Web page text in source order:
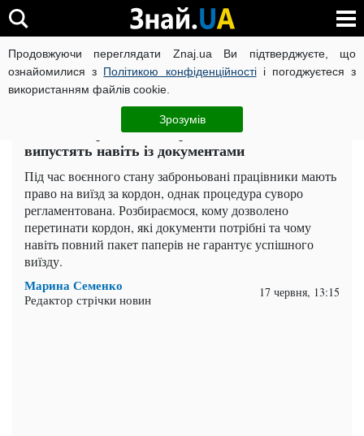
Продовжуючи переглядати Znaj.ua Ви підтверджуєте, що
ознайомилися з Політикою конфіденційностіі погоджуєтеся з
використанням файлів cookie.
Зрозумів
ВІЙНА РОСІЇ ПРОТИ УКРАЇНИ КОРОНАВІРУС В УКРАЇНІ
ЧИТАТЬ НА РУССКОМ
Виїзд за кордон для заброньованих: кого не
випустять навіть із документами
Під час воєнного стану заброньовані працівники мають
право на виїзд за кордон, однак процедура суворо
регламентована. Розбираємося, кому дозволено
перетинати кордон, які документи потрібні та чому
навіть повний пакет паперів не гарантує успішного
виїзду.
Марина Семенко
Редактор стрічки новин 17 червня, 13:15